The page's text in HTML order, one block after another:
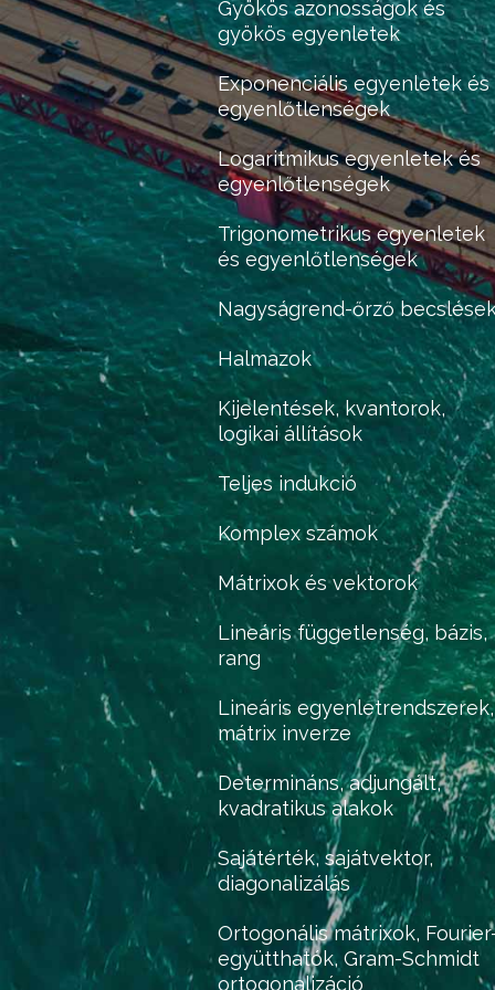
Gyökös azonosságok és
gyökös egyenletek
Exponenciális egyenletek és
egyenlőtlenségek
Logaritmikus egyenletek és
egyenlőtlenségek
Trigonometrikus egyenletek
és egyenlőtlenségek
Nagyságrend-őrző
Halmazok
Kijelentések, kvantorok,
logikai állítások
Teljes indukció
Komplex számok
Mátrixok és vektorok
Lineáris függetlenség, bázis,
rang
Lineáris egyenletrendszerek,
mátrix inverze
Determináns, adjungált,
kvadratikus alakok
Sajátérték, sajátvektor,
diagonalizálás
Ortogonális mátrixok,
együtthatók, Gram-Schmidt
ortogonalizáció